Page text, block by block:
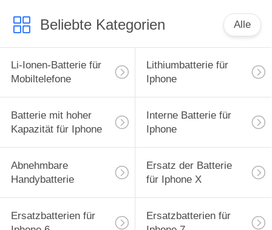
Beliebte Kategorien Alle
Li-Ionen-Batterie für
Mobiltelefone
Lithiumbatterie für
Iphone
Batterie mit hoher
Kapazität für Iphone
Interne Batterie für
Iphone
Abnehmbare
Handybatterie
Ersatz der Batterie
für Iphone X
Ersatzbatterien für
Ersatzbatterien für